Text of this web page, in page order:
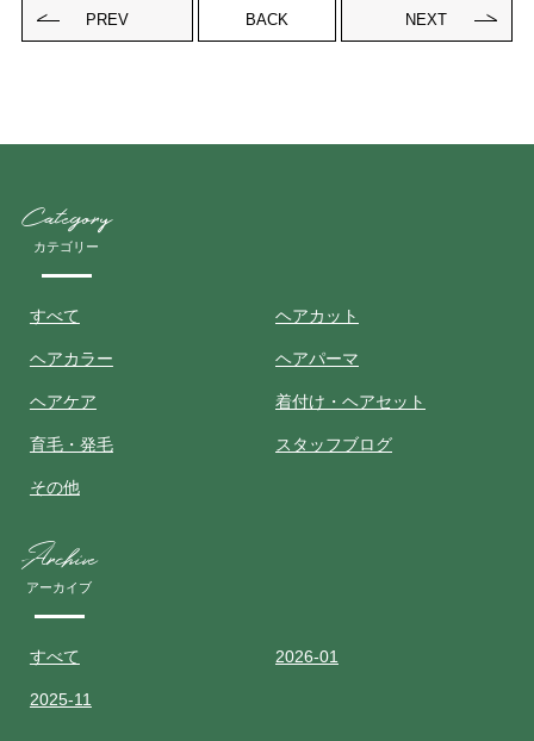
PREV BACK NEXT
Category
カテゴリー
すべて ヘアカット
ヘアカラー ヘアパーマ
ヘアケア 着付け・ヘアセット
育毛・発毛 スタッフブログ
その他
Archive
アーカイブ
すべて 2026-01
2025-11